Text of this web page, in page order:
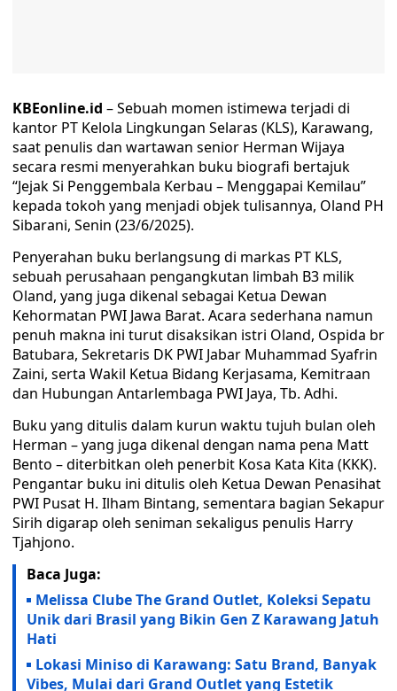
KBEonline.id – Sebuah momen istimewa terjadi di
kantor PT Kelola Lingkungan Selaras (KLS), Karawang,
saat penulis dan wartawan senior Herman Wijaya
secara resmi menyerahkan buku biografi bertajuk
“Jejak Si Penggembala Kerbau – Menggapai Kemilau”
kepada tokoh yang menjadi objek tulisannya, Oland PH
Sibarani, Senin (23/6/2025).
Penyerahan buku berlangsung di markas PT KLS,
sebuah perusahaan pengangkutan limbah B3 milik
Oland, yang juga dikenal sebagai Ketua Dewan
Kehormatan PWI Jawa Barat. Acara sederhana namun
penuh makna ini turut disaksikan istri Oland, Ospida br
Batubara, Sekretaris DK PWI Jabar Muhammad Syafrin
Zaini, serta Wakil Ketua Bidang Kerjasama, Kemitraan
dan Hubungan Antarlembaga PWI Jaya, Tb. Adhi.
Buku yang ditulis dalam kurun waktu tujuh bulan oleh
Herman – yang juga dikenal dengan nama pena Matt
Bento – diterbitkan oleh penerbit Kosa Kata Kita (KKK).
Pengantar buku ini ditulis oleh Ketua Dewan Penasihat
PWI Pusat H. Ilham Bintang, sementara bagian Sekapur
Sirih digarap oleh seniman sekaligus penulis Harry
Tjahjono.
Baca Juga:
Melissa Clube The Grand Outlet, Koleksi Sepatu
Unik dari Brasil yang Bikin Gen Z Karawang Jatuh
Hati
Lokasi Miniso di Karawang: Satu Brand, Banyak
Vibes, Mulai dari Grand Outlet yang Estetik